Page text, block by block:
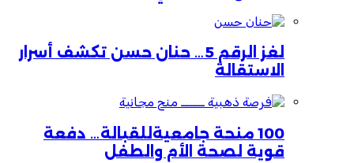
لغز الرقم 5… حنان حسن تكشف أسرار
الاستقالة
100 منحة جامعيةللقبالة… دفعة
قوية لصحة الأم والطفل